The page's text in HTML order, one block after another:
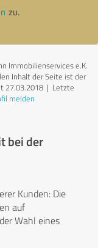
zu.
Immobilienservices e.K.
Inhalt der Seite ist der
27.03.2018 | Letzte
melden
bei der
Kunden: Die
auf
Wahl eines